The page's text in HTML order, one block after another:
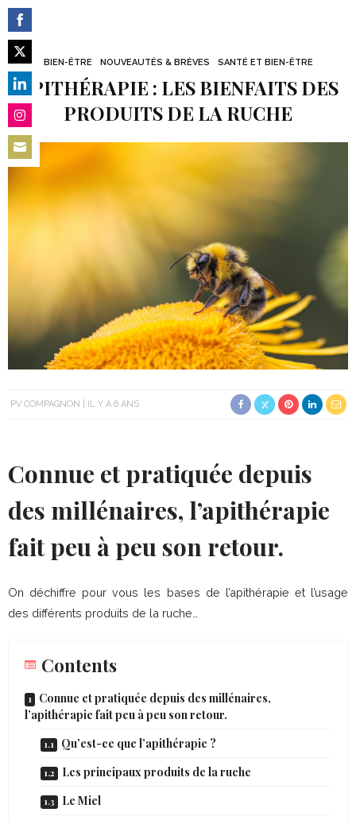
BIEN-ÊTRE NOUVEAUTÉS & BRÈVES SANTÉ ET BIEN-ÊTRE
APITHÉRAPIE : LES BIENFAITS DES
PRODUITS DE LA RUCHE
PV COMPAGNON IL Y A 6 ANS
Connue et pratiquée depuis
des millénaires, l’apithérapie
fait peu à peu son retour.
On déchiffre pour vous les bases de l’apithérapie et l’usage
des différents produits de la ruche…
Contents
Connue et pratiquée depuis des millénaires,
l’apithérapie fait peu à peu son retour.
Qu’est-ce que l’apithérapie ?
Les principaux produits de la ruche
Le Miel
Share
on
Facebook
Share
on
Twitter
Share
on
LinkedIn
Share
on
Share
on
Email